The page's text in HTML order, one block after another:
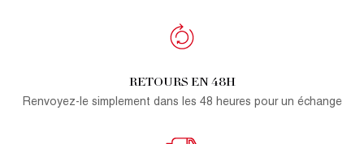
RETOURS EN 48H
Renvoyez-le simplement dans les 48 heures pour un échange